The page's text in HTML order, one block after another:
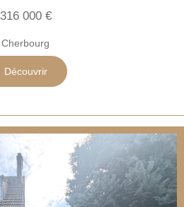
316 000 €
Cherbourg
Découvrir